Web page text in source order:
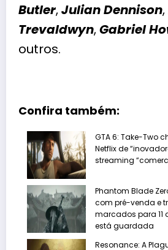
Butler,Julian Dennison,
Trevaldwyn,Gabriel
outros.
Confira também:
GTA 6: Take-Two
Netflix de
streaming
Phantom Blade
com pré-venda e
marcados para 11
está guardada
Resonance: A